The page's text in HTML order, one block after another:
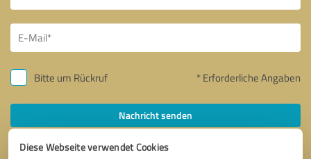
Diese Webseite verwendet Cookies
Bitte um Rückruf * Erforderliche Angaben
Nachricht senden
Ich stimme denDatenschutzbestimmungen